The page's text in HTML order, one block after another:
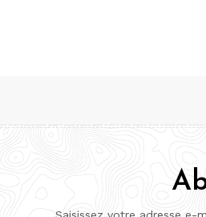
Saisissez votre adresse